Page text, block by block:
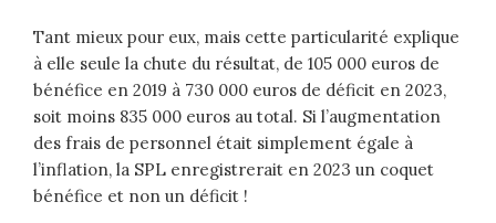
Tant mieux pour eux, mais cette particularité explique
à elle seule la chute du résultat, de 105 000 euros de
bénéfice en 2019 à 730 000 euros de déficit en 2023,
soit moins 835 000 euros au total. Si l’augmentation
des frais de personnel était simplement égale à
l’inflation, la SPL enregistrerait en 2023 un coquet
bénéfice et non un déficit !